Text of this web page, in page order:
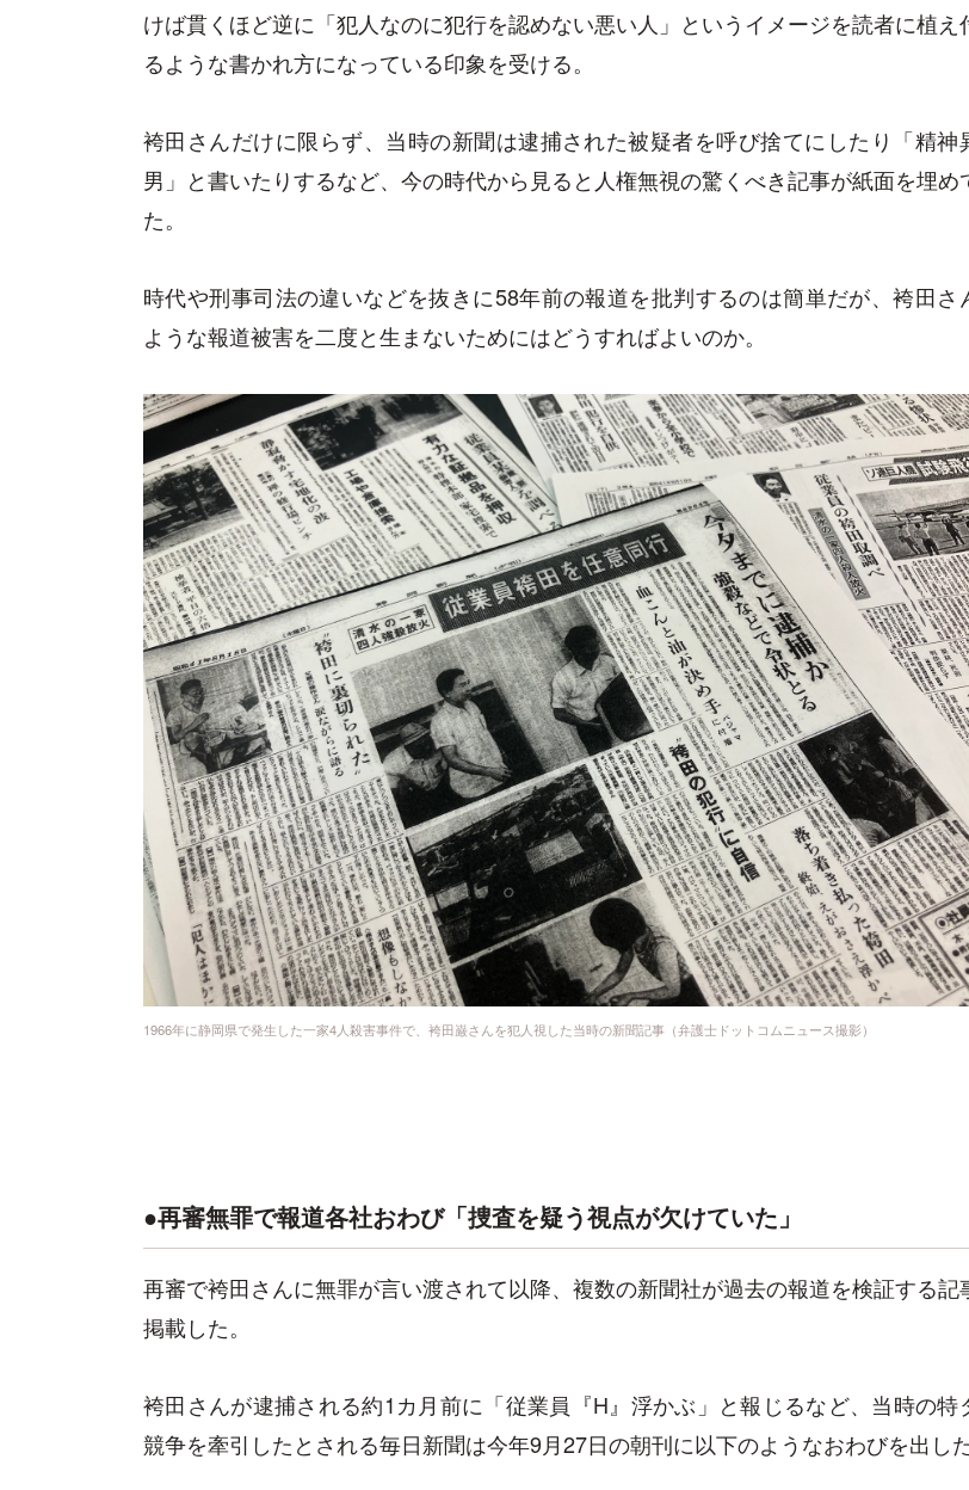
けば貫くほど逆に「犯人なのに犯行を認めない悪い人」というイメージを読者に植え
るような書かれ方になっている印象を受ける。
袴田さんだけに限らず、当時の新聞は逮捕された被疑者を呼び捨てにしたり「精神
男」と書いたりするなど、今の時代から見ると人権無視の驚くべき記事が紙面を埋め
た。
時代や刑事司法の違いなどを抜きに58年前の報道を批判するのは簡単だが、袴田さ
ような報道被害を二度と生まないためにはどうすればよいのか。
1966年に静岡県で発生した一家4人殺害事件で、袴田巌さんを犯人視した当時の新聞記事（弁護士ドットコムニュース撮影）
●再審無罪で報道各社おわび「捜査を疑う視点が欠けていた」
再審で袴田さんに無罪が言い渡されて以降、複数の新聞社が過去の報道を検証する記
掲載した。
袴田さんが逮捕される約1カ月前に「従業員『H』浮かぶ」と報じるなど、当時の特
競争を牽引したとされる毎日新聞は今年9月27日の朝刊に以下のようなおわびを出した